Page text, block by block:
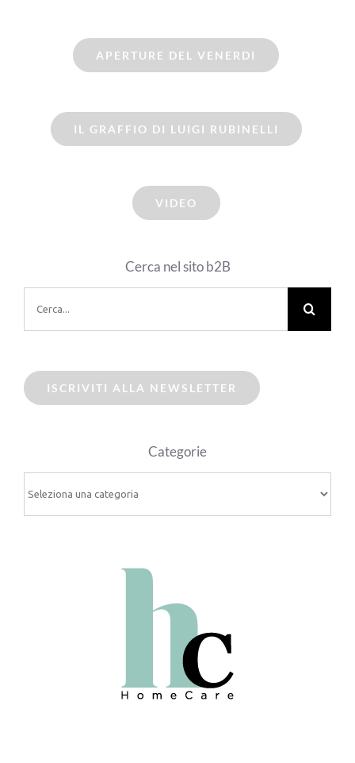
APERTURE DEL VENERDI
IL GRAFFIO DI LUIGI RUBINELLI
VIDEO
Cerca nel sito b2B
per:
ISCRIVITI ALLA NEWSLETTER
Categorie